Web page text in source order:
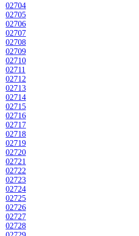
02704
02705
02706
02707
02708
02709
02710
02711
02712
02713
02714
02715
02716
02717
02718
02719
02720
02721
02722
02723
02724
02725
02726
02727
02728